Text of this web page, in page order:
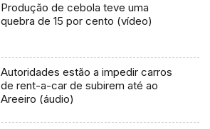
Produção de cebola teve uma
quebra de 15 por cento (vídeo)
Autoridades estão a impedir carros
de rent-a-car de subirem até ao
Areeiro (áudio)